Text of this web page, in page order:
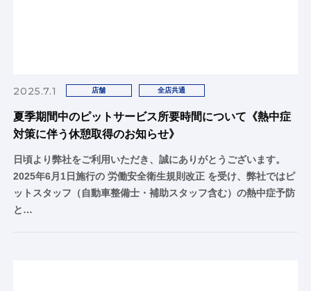
2025.7.1 店舗 全店共通
夏季期間中のピットサービス所要時間について《熱中症
対策に伴う休憩取得のお知らせ》
日頃より弊社をご利用いただき、誠にありがとうございます。
2025年6月1日施行の 労働安全衛生規則改正 を受け、弊社ではピ
ットスタッフ（自動車整備士・補助スタッフ含む）の熱中症予防
と…